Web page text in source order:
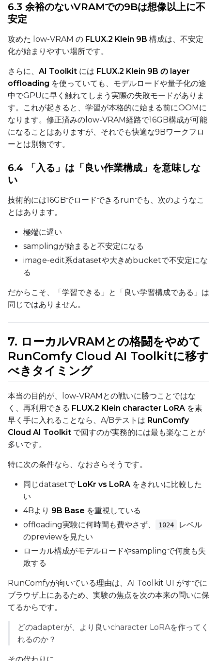
Seed
Prompt
Width
Height
LoRA Scale
Prompt
Seed
Width
6.3 余裕のないVRAMでの9Bは想像以上に不
安定
攻めた low-VRAM の FLUX.2 Klein 9B 構成は、不安定
化が始まりやすい場所です。
さらに、 AI Toolkit には FLUX.2 Klein 9B の layer
offloading を使っていても、モデルロードや量子化の途
中でGPUに早く触れてしまう実際の失敗モードがありま
す。これが起きると、学習が本格的に始まる前にOOMに
なります。修正済みのlow-VRAM経路で16GB構成が可能
になることはありますが、それでも快適な9Bワークフロ
ーとは別物です。
6.4 「入る」は「良い作業構成」を意味しな
い
技術的には16GBでロードできるrunでも、次のようなこ
とはあります。
極端に遅い
samplingが始まると不安定になる
image-edit系datasetや大きめbucketで不安定にな
る
だからこそ、「学習できる」と「良い学習構成である」は
同じではありません。
7. ローカルVRAMとの格闘をやめて
RunComfy Cloud AI Toolkitに移す
べきタイミング
本当の目的が、low-VRAMとの戦いに勝つことではな
く、再利用できる FLUX.2 Klein character LoRA を素
早く手に入れることなら、A/Bテストは RunComfy
Cloud AI Toolkit で回すのが実務的には最も楽なことが
多いです。
特に次の条件なら、なおさらそうです。
同じdatasetで LoKr vs LoRA をきれいに比較した
い
4Bより 9B Base を重視している
offloading実験に何時間も費やさず、
1024
レベル
のpreviewを見たい
ローカル構成がモデルロードやsamplingで何度も失
敗する
RunComfyが向いている理由は、AI Toolkit UI がすでに
ブラウザ上にあるため、実験の焦点を次の本来の問いに保
てるからです。
どのadapterが、より良いcharacter LoRAを作ってく
れるのか？